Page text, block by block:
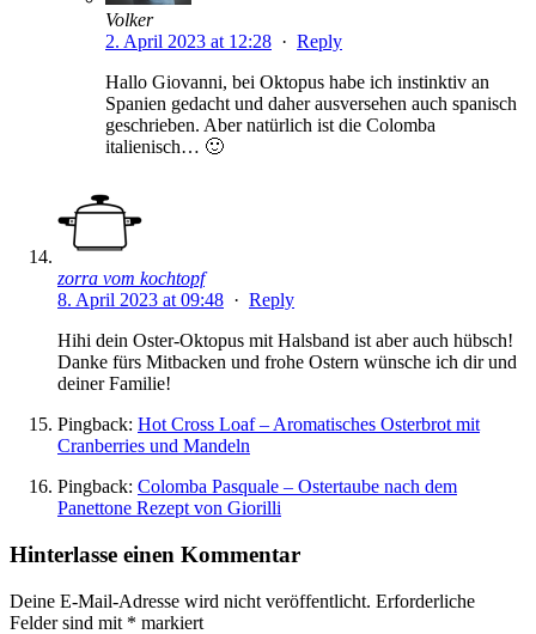
Volker
2. April 2023 at 12:28 · Reply
Hallo Giovanni, bei Oktopus habe ich instinktiv an
Spanien gedacht und daher ausversehen auch spanisch
geschrieben. Aber natürlich ist die Colomba
italienisch… 🙂
zorra vom kochtopf
8. April 2023 at 09:48 · Reply
Hihi dein Oster-Oktopus mit Halsband ist aber auch hübsch!
Danke fürs Mitbacken und frohe Ostern wünsche ich dir und
deiner Familie!
Pingback: Hot Cross Loaf – Aromatisches Osterbrot mit
Cranberries und Mandeln
Pingback: Colomba Pasquale – Ostertaube nach dem
Panettone Rezept von Giorilli
Hinterlasse einen Kommentar
Deine E-Mail-Adresse wird nicht veröffentlicht. Erforderliche
Felder sind mit * markiert